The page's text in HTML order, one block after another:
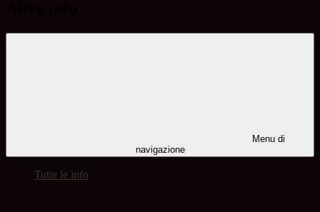
Menu di
navigazione
Tutte le info